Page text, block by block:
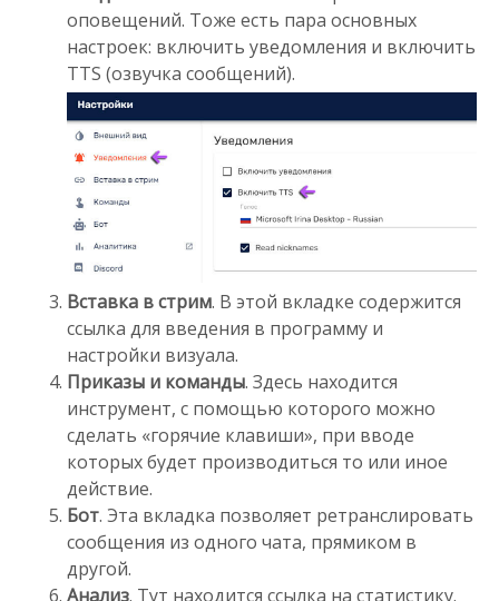
оповещений. Тоже есть пара основных
настроек: включить уведомления и включить
TTS (озвучка сообщений).
Вставка в стрим. В этой вкладке содержится
ссылка для введения в программу и
настройки визуала.
Приказы и команды. Здесь находится
инструмент, с помощью которого можно
сделать «горячие клавиши», при вводе
которых будет производиться то или иное
действие.
Бот. Эта вкладка позволяет ретранслировать
сообщения из одного чата, прямиком в
другой.
Анализ. Тут находится ссылка на статистику.